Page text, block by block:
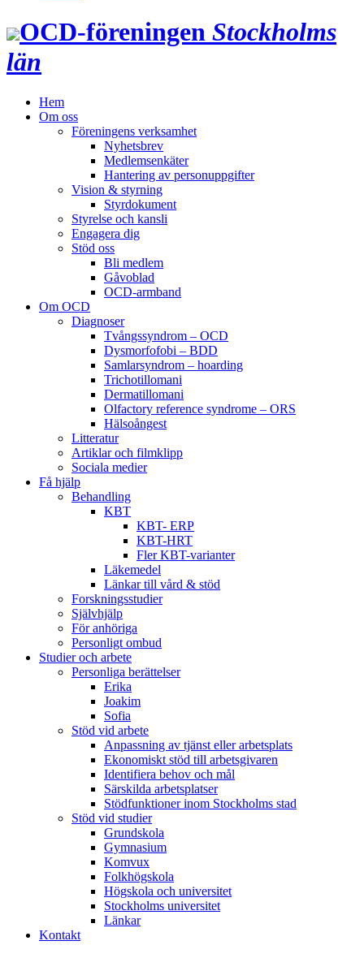
OCD‑föreningen Stockholms
län
Hem
Om oss
Föreningens verksamhet
Nyhetsbrev
Medlemsenkäter
Hantering av personuppgifter
Vision & styrning
Styrdokument
Styrelse och kansli
Engagera dig
Stöd oss
Bli medlem
Gåvoblad
OCD-armband
Om OCD
Diagnoser
Tvångssyndrom – OCD
Dysmorfofobi – BDD
Samlarsyndrom – hoarding
Trichotillomani
Dermatillomani
Olfactory reference syndrome – ORS
Hälsoångest
Litteratur
Artiklar och filmklipp
Sociala medier
Få hjälp
Behandling
KBT
KBT- ERP
KBT-HRT
Fler KBT-varianter
Läkemedel
Länkar till vård & stöd
Forskningsstudier
Självhjälp
För anhöriga
Personligt ombud
Studier och arbete
Personliga berättelser
Erika
Joakim
Sofia
Stöd vid arbete
Anpassning av tjänst eller arbetsplats
Ekonomiskt stöd till arbetsgivaren
Identifiera behov och mål
Särskilda arbetsplatser
Stödfunktioner inom Stockholms stad
Stöd vid studier
Grundskola
Gymnasium
Komvux
Folkhögskola
Högskola och universitet
Stockholms universitet
Länkar
Kontakt